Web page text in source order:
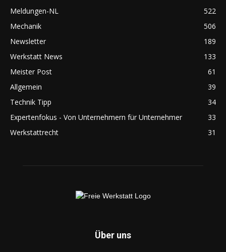
Meldungen-NL
522
Mechanik
506
Newsletter
189
Werkstatt News
133
Meister Post
61
Allgemein
39
Technik Tipp
34
Expertenfokus - Von Unternehmern für Unternehmer
33
Werkstattrecht
31
Über uns